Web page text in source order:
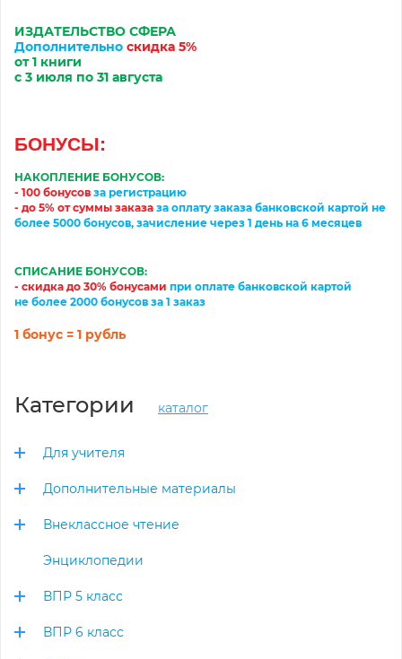
ИЗДАТЕЛЬСТВО СФЕРА
Дополнительно скидка 5%
от 1 книги
с 3 июля по 31 августа
БОНУСЫ:
НАКОПЛЕНИЕ БОНУСОВ:
- 100 бонусов за регистрацию
- до 5% от суммы заказа за оплатузаказа банковской картой не
более 5000 бонусов, зачисление через 1 день на 6 месяцев
СПИСАНИЕ БОНУСОВ:
- скидка до 30% бонусами при оплате банковской картой
не более 2000 бонусов за 1 заказ
1 бонус = 1 рубль
Категории каталог
Для учителя
Дополнительные материалы
Внеклассное чтение
Энциклопедии
ВПР 5 класс
ВПР 6 класс